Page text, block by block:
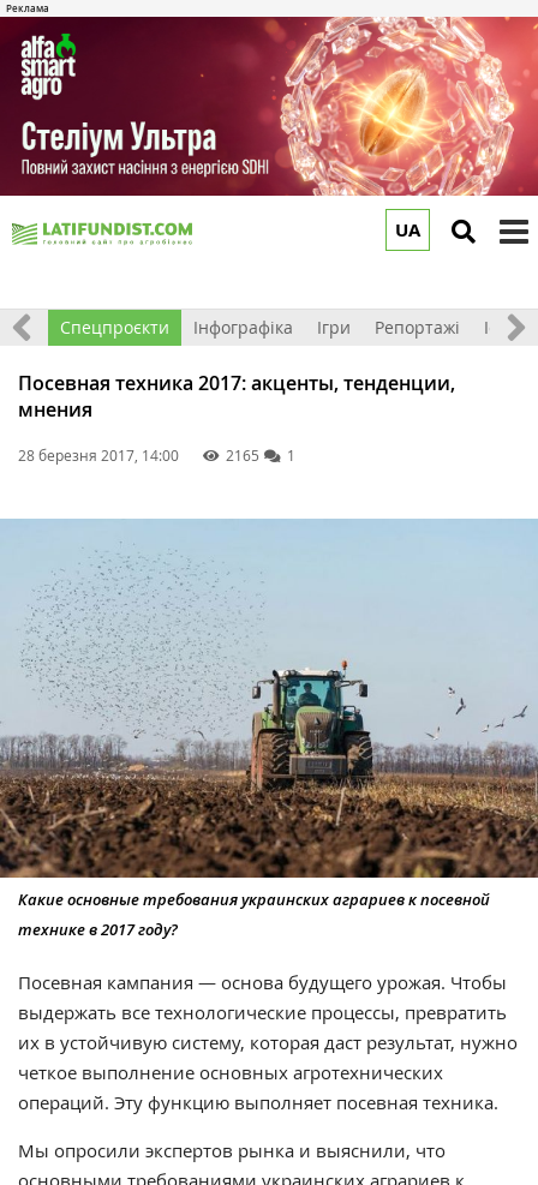
UA
Спецпроєкти Інфографіка Ігри Репортажі
Посевная техника 2017: акценты, тенденции,
мнения
28 березня 2017, 14:00 2165 1
Какие основные требования украинских аграриев к посевной
технике в 2017 году?
Посевная кампания — основа будущего урожая. Чтобы
выдержать все технологические процессы, превратить
их в устойчивую систему, которая даст результат, нужно
четкое выполнение основных агротехнических
операций. Эту функцию выполняет посевная техника.
Мы опросили экспертов рынка и выяснили, что
основными требованиями украинских аграриев к